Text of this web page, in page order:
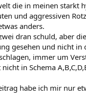
die in meinen starkt
und aggressiven
anders.
dran schuld, aber
gesehen und nicht
immer um
in Schema
habe ich mir nur